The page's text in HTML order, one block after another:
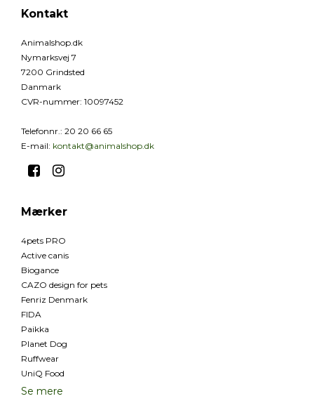
Kontakt
Animalshop.dk
Nymarksvej 7
7200 Grindsted
Danmark
CVR-nummer: 10097452
Telefonnr.: 20 20 66 65
E-mail: kontakt@animalshop.dk
Mærker
4pets PRO
Active canis
Biogance
CAZO design for pets
Fenriz Denmark
FIDA
Paikka
Planet Dog
Ruffwear
UniQ Food
Se mere